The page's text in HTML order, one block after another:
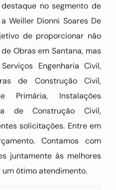
no segmento de
Weiller Dionni Soares De
de proporcionar não
Obras em Santana, mas
Engenharia Civil,
de Construção Civil,
Primária, Instalações
de Construção Civil,
solicitações. Entre em
Contamos com
juntamente às melhores
ótimo atendimento.